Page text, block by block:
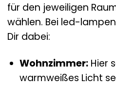
für den jeweiligen
wählen. Bei led-
Dir dabei:
Wohnzimmer:Hier
warmweißes Licht